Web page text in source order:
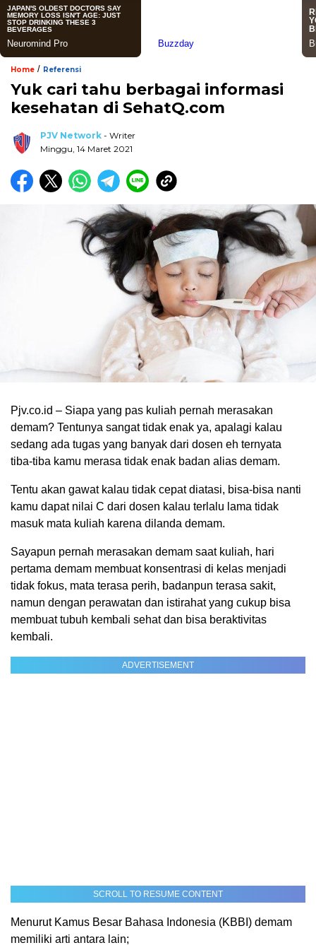
Home / Referensi
Yuk cari tahu berbagai informasi
kesehatan di SehatQ.com
PJV Network - Writer
Minggu, 14 Maret 2021
Pjv.co.id – Siapa yang pas kuliah pernah merasakan
demam? Tentunya sangat tidak enak ya, apalagi kalau
sedang ada tugas yang banyak dari dosen eh ternyata
tiba-tiba kamu merasa tidak enak badan alias demam.
Tentu akan gawat kalau tidak cepat diatasi, bisa-bisa nanti
kamu dapat nilai C dari dosen kalau terlalu lama tidak
masuk mata kuliah karena dilanda demam.
Sayapun pernah merasakan demam saat kuliah, hari
pertama demam membuat konsentrasi di kelas menjadi
tidak fokus, mata terasa perih, badanpun terasa sakit,
namun dengan perawatan dan istirahat yang cukup bisa
membuat tubuh kembali sehat dan bisa beraktivitas
kembali.
ADVERTISEMENT
SCROLL TO RESUME CONTENT
Menurut Kamus Besar Bahasa Indonesia (KBBI) demam
memiliki arti antara lain;